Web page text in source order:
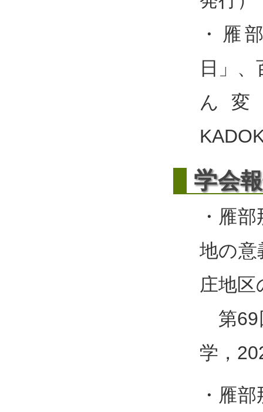
・雁
日」
ん
学会
・雁
地の意
庄地区
第69
学，
・雁